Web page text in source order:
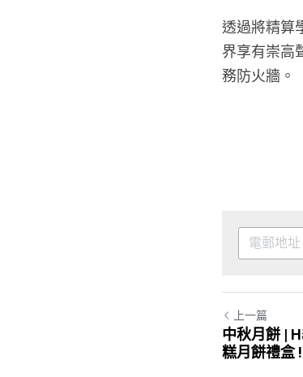
透過將精算
界享有崇高
務防火牆。
上一篇
中秋月餅 |
糕月餅禮盒